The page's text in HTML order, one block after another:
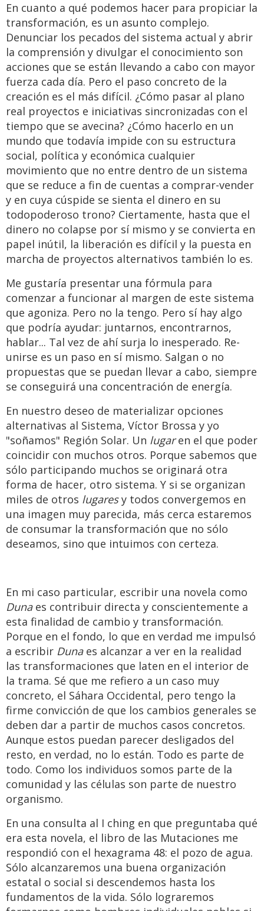
En cuanto a qué podemos hacer para propiciar la
transformación, es un asunto complejo.
Denunciar los pecados del sistema actual y abrir
la comprensión y divulgar el conocimiento son
acciones que se están llevando a cabo con mayor
fuerza cada día. Pero el paso concreto de la
creación es el más difícil. ¿Cómo pasar al plano
real proyectos e iniciativas sincronizadas con el
tiempo que se avecina? ¿Cómo hacerlo en un
mundo que todavía impide con su estructura
social, política y económica cualquier
movimiento que no entre dentro de un sistema
que se reduce a fin de cuentas a comprar-vender
y en cuya cúspide se sienta el dinero en su
todopoderoso trono? Ciertamente, hasta que el
dinero no colapse por sí mismo y se convierta en
papel inútil, la liberación es difícil y la puesta en
marcha de proyectos alternativos también lo es.
Me gustaría presentar una fórmula para
comenzar a funcionar al margen de este sistema
que agoniza. Pero no la tengo. Pero sí hay algo
que podría ayudar: juntarnos, encontrarnos,
hablar... Tal vez de ahí surja lo inesperado. Re-
unirse es un paso en sí mismo. Salgan o no
propuestas que se puedan llevar a cabo, siempre
se conseguirá una concentración de energía.
En nuestro deseo de materializar opciones
alternativas al Sistema, Víctor Brossa y yo
"soñamos" Región Solar. Un lugaren el que poder
coincidir con muchos otros. Porque sabemos que
sólo participando muchos se originará otra
forma de hacer, otro sistema. Y si se organizan
miles de otros lugaresy todos convergemos en
una imagen muy parecida, más cerca estaremos
de consumar la transformación que no sólo
deseamos, sino que intuimos con certeza.
En mi caso particular, escribir una novela como
Dunaes contribuir directa y conscientemente a
esta finalidad de cambio y transformación.
Porque en el fondo, lo que en verdad me impulsó
a escribir Dunaes alcanzar a ver en la realidad
las transformaciones que laten en el interior de
la trama. Sé que me refiero a un caso muy
concreto, el Sáhara Occidental, pero tengo la
firme convicción de que los cambios generales se
deben dar a partir de muchos casos concretos.
Aunque estos puedan parecer desligados del
resto, en verdad, no lo están. Todo es parte de
todo. Como los individuos somos parte de la
comunidad y las células son parte de nuestro
organismo.
En una consulta al I ching en que preguntaba qué
era esta novela, el libro de las Mutaciones me
respondió con el hexagrama 48: el pozo de agua.
Sólo alcanzaremos una buena organización
estatal o social si descendemos hasta los
fundamentos de la vida. Sólo lograremos